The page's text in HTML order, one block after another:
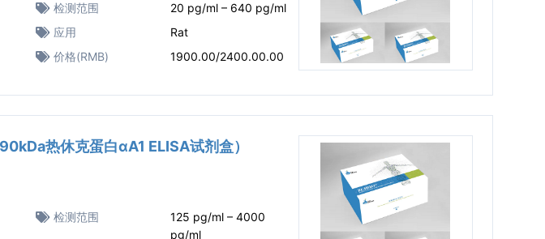
检测范围
20 pg/ml – 640 pg/ml
应用
Rat
价格(RMB) 1900.00/2400.00.00
热休克蛋白αA1 ELISA试剂盒）
检测范围
125 pg/ml – 4000
pg/ml